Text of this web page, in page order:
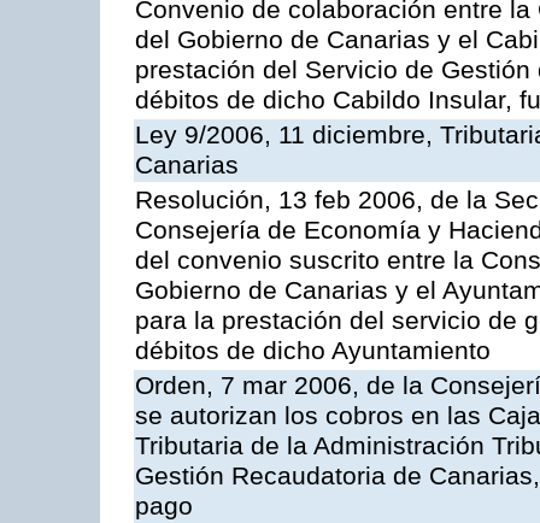
Convenio de colaboración entre
del Gobierno de Canarias y el
prestación del Servicio de
débitos de dicho Cabildo Insular,
Ley 9/2006, 11 diciembre,
Canarias
Resolución, 13 feb 2006, de la
Consejería de Economía y
del convenio suscrito entre la
Gobierno de Canarias y el
para la prestación del servicio de
débitos de dicho Ayuntamiento
Orden, 7 mar 2006, de la
se autorizan los cobros en las
Tributaria de la Administración
Gestión Recaudatoria de
pago